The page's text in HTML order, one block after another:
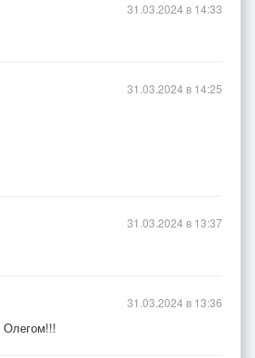
31.03.2024 в 14:33
31.03.2024 в 14:25
31.03.2024 в 13:37
Олегом!!!
31.03.2024 в 13:36